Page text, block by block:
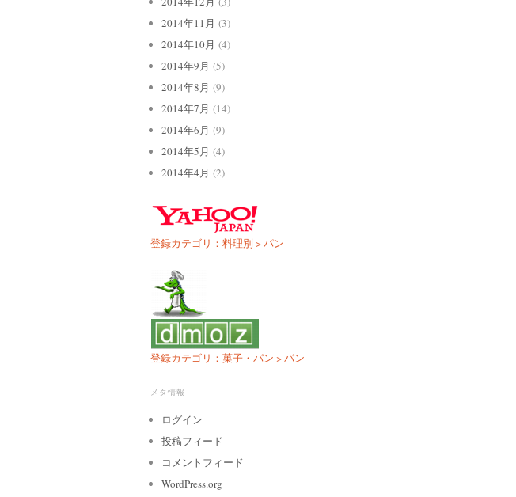
2014年11月 (3)
2014年10月 (4)
2014年9月 (5)
2014年8月 (9)
2014年7月 (14)
2014年6月 (9)
2014年5月 (4)
2014年4月 (2)
登録カテゴリ：料理別 > パン
登録カテゴリ：菓子・パン > パン
メタ情報
ログイン
投稿フィード
コメントフィード
WordPress.org